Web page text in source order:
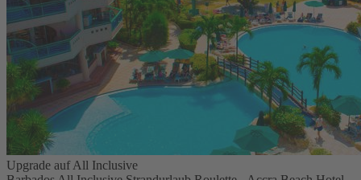
Upgrade auf All Inclusive